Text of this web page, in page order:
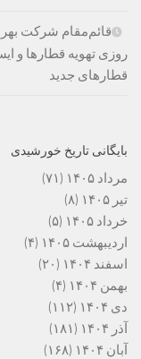
قائم‌مقام شرکت
روزی تهویه قطارها و
قطارهای جدید
بایگانی تاریخ خورشیدی
مرداد ۱۴۰۵
(۷۱)
تیر ۱۴۰۵
(۸)
خرداد ۱۴۰۵
(۵)
اردیبهشت ۱۴۰۵
(۴)
اسفند ۱۴۰۴
(۲۰)
بهمن ۱۴۰۴
(۴)
دی ۱۴۰۴
(۱۱۲)
آذر ۱۴۰۴
(۱۸۱)
آبان ۱۴۰۴
(۱۶۸)